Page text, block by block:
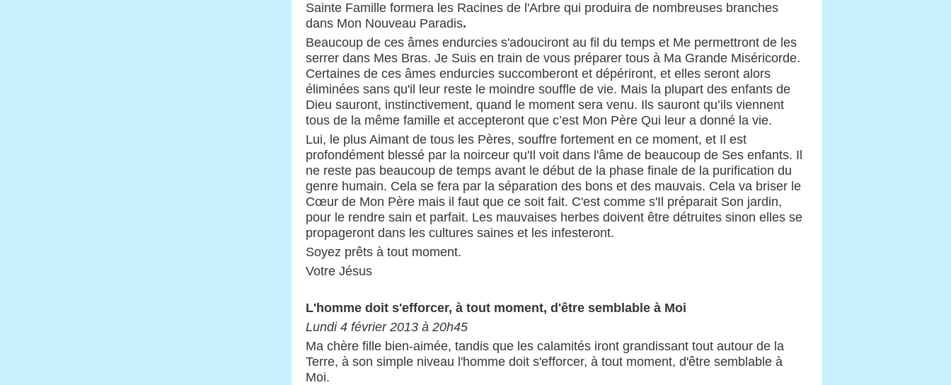
Sainte Famille formera les Racines de l'Arbre qui produira de nombreuses branches
dans Mon Nouveau Paradis.
Beaucoup de ces âmes endurcies s'adouciront au fil du temps et Me permettront de les
serrer dans Mes Bras. Je Suis en train de vous préparer tous à Ma Grande Miséricorde.
Certaines de ces âmes endurcies succomberont et dépériront, et elles seront alors
éliminées sans qu'il leur reste le moindre souffle de vie. Mais la plupart des enfants de
Dieu sauront, instinctivement, quand le moment sera venu. Ils sauront qu’ils viennent
tous de la même famille et accepteront que c’est Mon Père Qui leur a donné la vie.
Lui, le plus Aimant de tous les Pères, souffre fortement en ce moment, et Il est
profondément blessé par la noirceur qu'Il voit dans l'âme de beaucoup de Ses enfants. Il
ne reste pas beaucoup de temps avant le début de la phase finale de la purification du
genre humain. Cela se fera par la séparation des bons et des mauvais. Cela va briser le
Cœur de Mon Père mais il faut que ce soit fait. C'est comme s'Il préparait Son jardin,
pour le rendre sain et parfait. Les mauvaises herbes doivent être détruites sinon elles se
propageront dans les cultures saines et les infesteront.
Soyez prêts à tout moment.
Votre Jésus
L'homme doit s'efforcer, à tout moment, d'être semblable à Moi
Lundi 4 février 2013 à 20h45
Ma chère fille bien-aimée, tandis que les calamités iront grandissant tout autour de la
Terre, à son simple niveau l'homme doit s'efforcer, à tout moment, d'être semblable à
Moi.